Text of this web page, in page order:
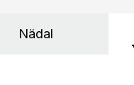
Nädal